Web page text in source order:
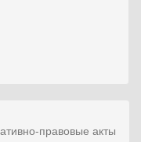
правовые акты